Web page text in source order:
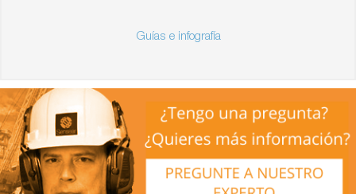
Guías e infografía